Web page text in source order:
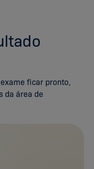
ficar pronto,
da área de